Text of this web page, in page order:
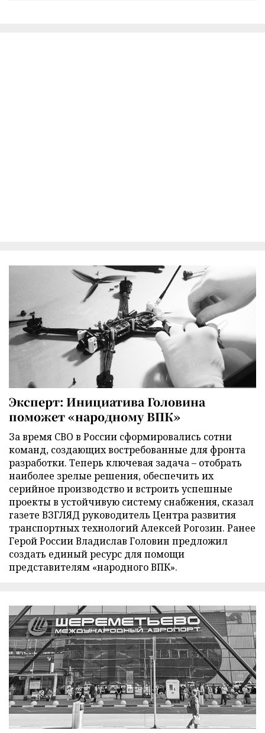
Эксперт: Инициатива Головина
поможет «народному ВПК»
За время СВО в России сформировались сотни
команд, создающих востребованные для фронта
разработки. Теперь ключевая задача – отобрать
наиболее зрелые решения, обеспечить их
серийное производство и встроить успешные
проекты в устойчивую систему снабжения, сказал
газете ВЗГЛЯД руководитель Центра развития
транспортных технологий Алексей Рогозин. Ранее
Герой России Владислав Головин предложил
создать единый ресурс для помощи
представителям «народного ВПК».